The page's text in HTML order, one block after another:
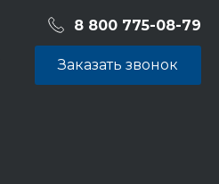
8 800 775-08-79
Заказать звонок